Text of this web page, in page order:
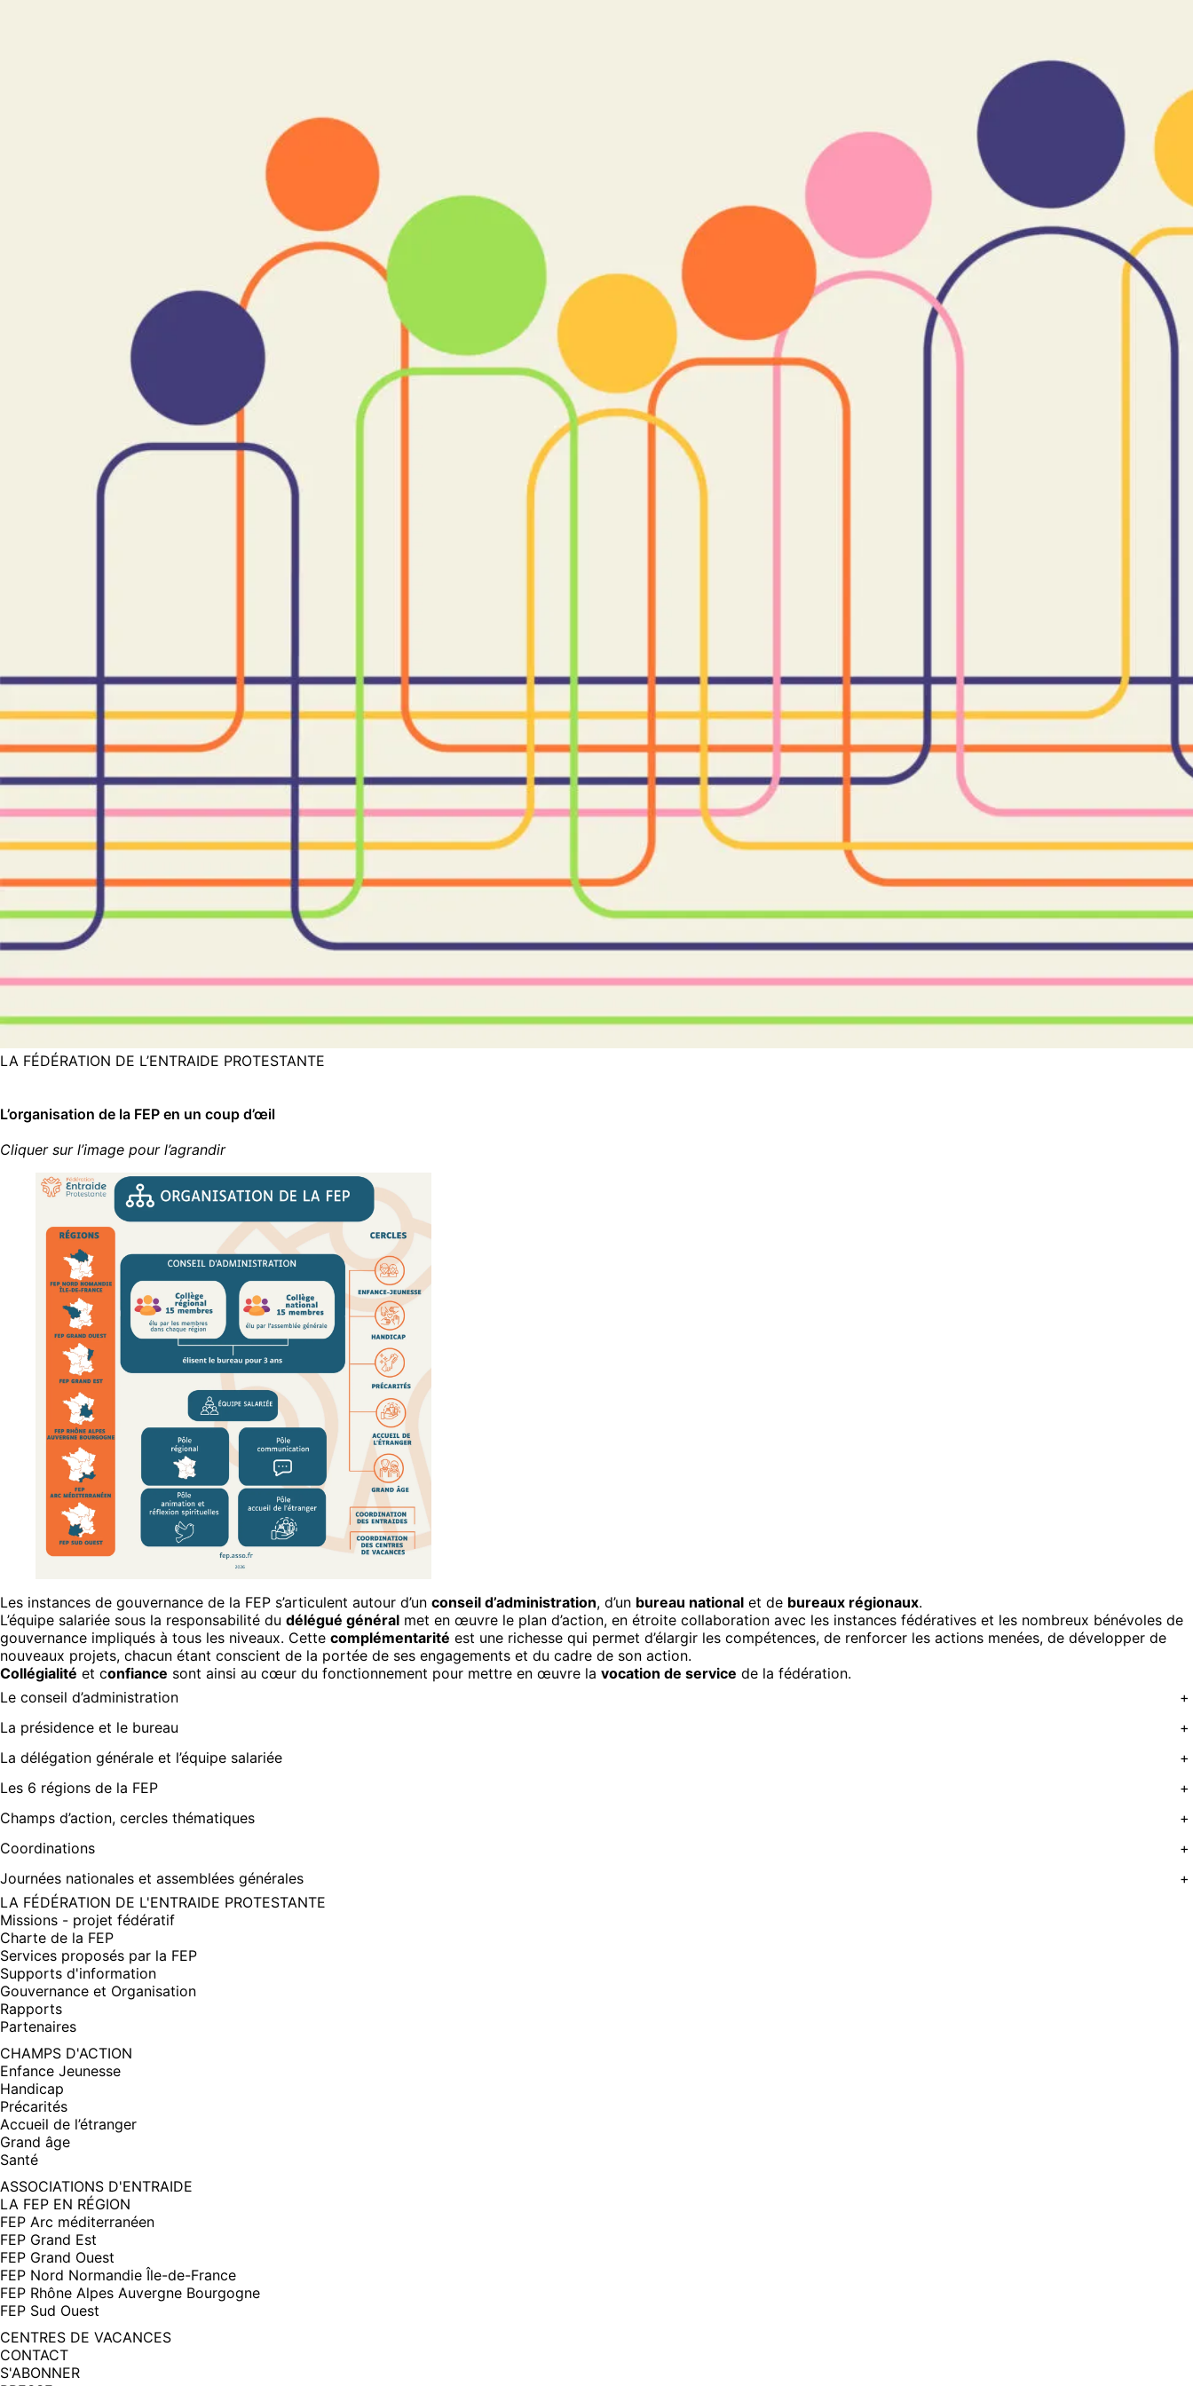
LA FÉDÉRATION DE L’ENTRAIDE PROTESTANTE
L’organisation de la FEP en un coup d’œil
Cliquer sur l’image pour l’agrandir
Les instances de gouvernance de la FEP s’articulent autour d’un conseil d’administration, d’un bureau national et de bureaux régionaux.
L’équipe salariée sous la responsabilité du délégué général met en œuvre le plan d’action, en étroite collaboration avec les instances fédératives et les nombreux bénévoles de
gouvernance impliqués à tous les niveaux. Cette complémentarité est une richesse qui permet d’élargir les compétences, de renforcer les actions menées, de développer de
nouveaux projets, chacun étant conscient de la portée de ses engagements et du cadre de son action.
Collégialité et confiance sont ainsi au cœur du fonctionnement pour mettre en œuvre la vocation de service de la fédération.
Le conseil d’administration
+
La présidence et le bureau
+
La délégation générale et l’équipe salariée
+
Les 6 régions de la FEP
+
Champs d’action, cercles thématiques
+
Coordinations
+
Journées nationales et assemblées générales
+
LA FÉDÉRATION DE L'ENTRAIDE PROTESTANTE
Missions - projet fédératif
Charte de la FEP
Services proposés par la FEP
Supports d'information
Gouvernance et Organisation
Rapports
Partenaires
CHAMPS D'ACTION
Enfance Jeunesse
Handicap
Précarités
Accueil de l’étranger
Grand âge
Santé
ASSOCIATIONS D'ENTRAIDE
LA FEP EN RÉGION
FEP Arc méditerranéen
FEP Grand Est
FEP Grand Ouest
FEP Nord Normandie Île-de-France
FEP Rhône Alpes Auvergne Bourgogne
FEP Sud Ouest
CENTRES DE VACANCES
CONTACT
S'ABONNER